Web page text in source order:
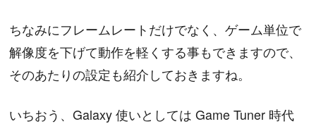
ちなみにフレームレートだけでなく、ゲーム単位で
解像度を下げて動作を軽くする事もできますので、
そのあたりの設定も紹介しておきますね。
いちおう、Galaxy 使いとしては Game Tuner 時代